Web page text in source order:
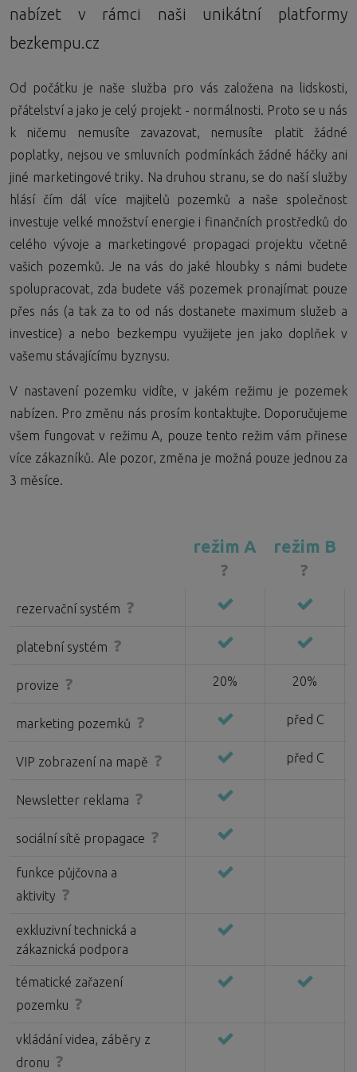
nabízet v rámci naši unikátní platformy
bezkempu.cz
Od počátku je naše služba pro vás založena na lidskosti,
přátelství a jako je celý projekt - normálnosti. Proto se u nás
k ničemu nemusíte zavazovat, nemusíte platit žádné
poplatky, nejsou ve smluvních podmínkách žádné háčky ani
jiné marketingové triky. Na druhou stranu, se do naší služby
hlásí čím dál více majitelů pozemků a naše společnost
investuje velké množství energie i finančních prostředků do
celého vývoje a marketingové propagaci projektu včetně
vašich pozemků. Je na vás do jaké hloubky s námi budete
spolupracovat, zda budete váš pozemek pronajímat pouze
přes nás (a tak za to od nás dostanete maximum služeb a
investice) a nebo bezkempu využijete jen jako doplňek v
vašemu stávajícímu byznysu.
V nastavení pozemku vidíte, v jakém režimu je pozemek
nabízen. Pro změnu nás prosím kontaktujte. Doporučujeme
všem fungovat v režimu A, pouze tento režim vám přinese
více zákazníků. Ale pozor, změna je možná pouze jednou za
3 měsíce.
režim A
?
režim B
?
rezervační systém ?
platební systém ?
provize ? 20% 20%
marketing pozemků ? před C
VIP zobrazení na mapě ? před C
Newsletter reklama ?
sociální sítě propagace ?
funkce půjčovna a
aktivity ?
exkluzivní technická a
zákaznická podpora
tématické zařazení
pozemku ?
vkládání videa, záběry z
dronu ?